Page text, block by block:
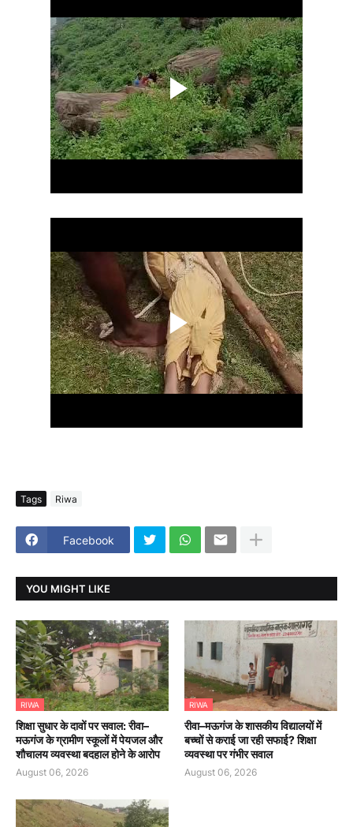
Tags Riwa
Facebook
YOU MIGHT LIKE
RIWA
शिक्षा सुधार के दावों पर सवाल: रीवा–
मऊगंज के ग्रामीण स्कूलों में पेयजल और
शौचालय व्यवस्था बदहाल होने के आरोप
August 06, 2026
RIWA
रीवा–मऊगंज के शासकीय विद्यालयों में
बच्चों से कराई जा रही सफाई? शिक्षा
व्यवस्था पर गंभीर सवाल
August 06, 2026